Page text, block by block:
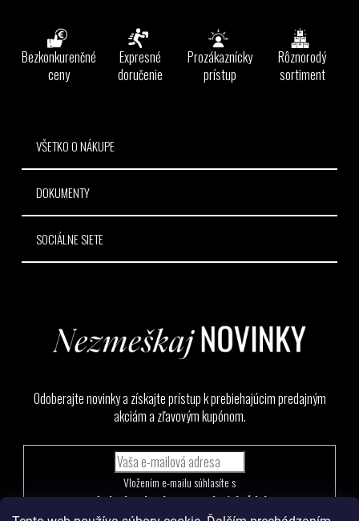
Bezkonkurenčné
ceny
Expresné
doručenie
Prozákaznícky
prístup
Rôznorodý
sortiment
VŠETKO O NÁKUPE
DOKUMENTY
SOCIÁLNE SIETE
Odoberajte novinky a získajte prístup k prebiehajúcim predajným
akciám a zľavovým kupónom.
podmienkami ochrany osobných údajov